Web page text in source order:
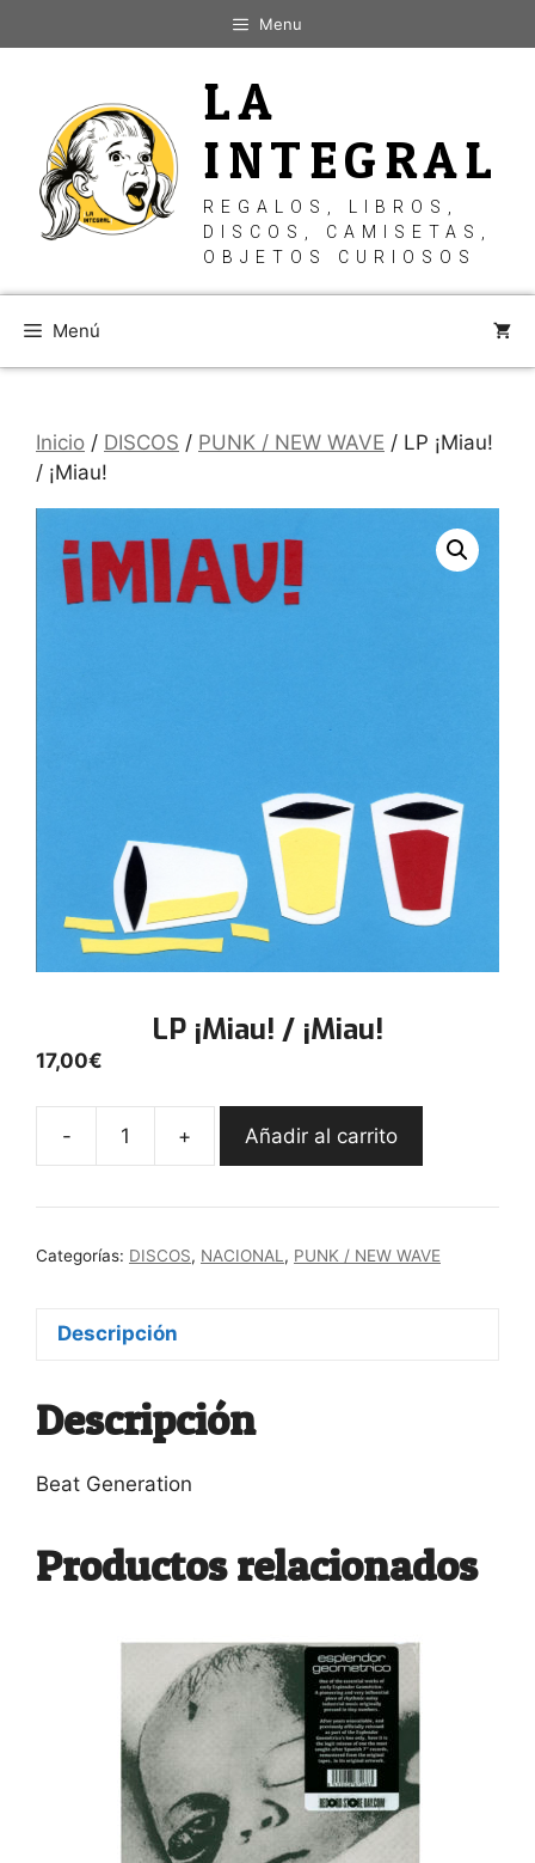
al
Menu
LA
INTEGRAL
REGALOS, LIBROS,
DISCOS, CAMISETAS,
OBJETOS CURIOSOS
Menú
Inicio / DISCOS / PUNK / NEW WAVE / LP ¡Miau!
/ ¡Miau!
LP ¡Miau! / ¡Miau!
17,00€
-
/
cantidad
+ Añadir al carrito
Categorías: DISCOS, NACIONAL , PUNK / NEW WAVE
Descripción
Descripción
Beat Generation
Productos relacionados